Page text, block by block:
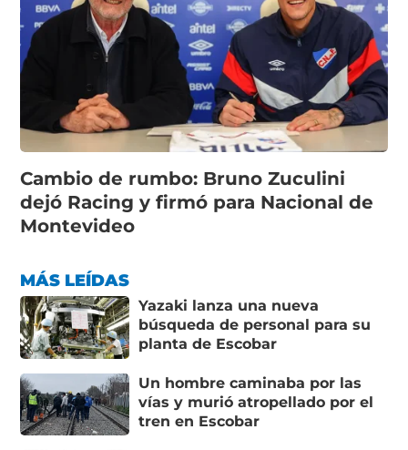
Cambio de rumbo: Bruno Zuculini
dejó Racing y firmó para Nacional de
Montevideo
MÁS LEÍDAS
Yazaki lanza una nueva
búsqueda de personal para su
planta de Escobar
Un hombre caminaba por las
vías y murió atropellado por el
tren en Escobar